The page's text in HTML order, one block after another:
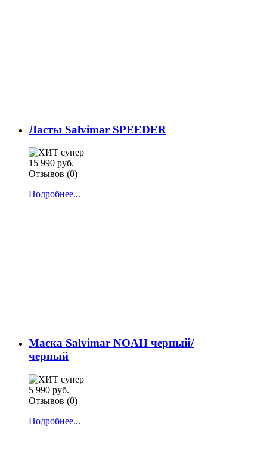
Ласты Salvimar SPEEDER
15 990 руб.
Отзывов (0)
Подробнее...
Маска Salvimar NOAH черный/
черный
5 990 руб.
Отзывов (0)
Подробнее...